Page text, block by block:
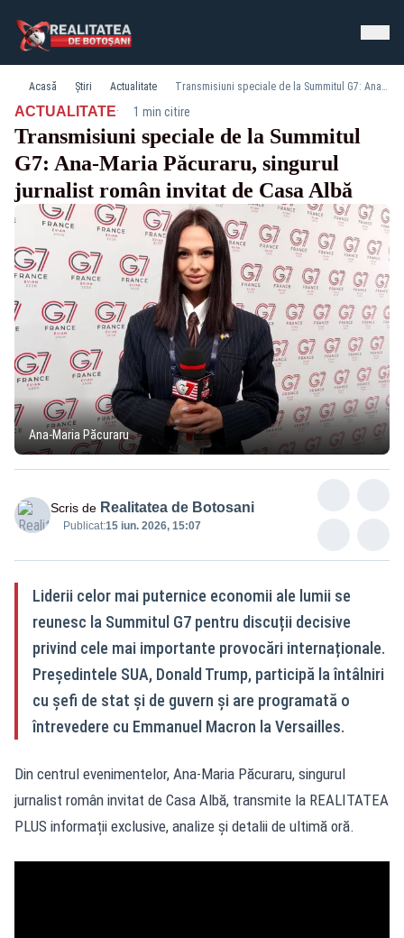
Acasă Știri Actualitate Transmisiuni speciale de la Summitul G7: Ana-Maria Păcuraru, singurul jurnalist român invitat de Casa Albă
ACTUALITATE· 1 min citire
Transmisiuni speciale de la Summitul
G7: Ana-Maria Păcuraru, singurul
jurnalist român invitat de Casa Albă
Ana-Maria Păcuraru
Scris de Realitatea de Botosani
Publicat:15 iun. 2026, 15:07
Liderii celor mai puternice economii ale lumii se
reunesc la Summitul G7 pentru discuții decisive
privind cele mai importante provocări internaționale.
Președintele SUA, Donald Trump, participă la întâlniri
cu șefi de stat și de guvern și are programată o
întrevedere cu Emmanuel Macron la Versailles.
Din centrul evenimentelor, Ana-Maria Păcuraru, singurul
jurnalist român invitat de Casa Albă, transmite la REALITATEA
PLUS informații exclusive, analize și detalii de ultimă oră.